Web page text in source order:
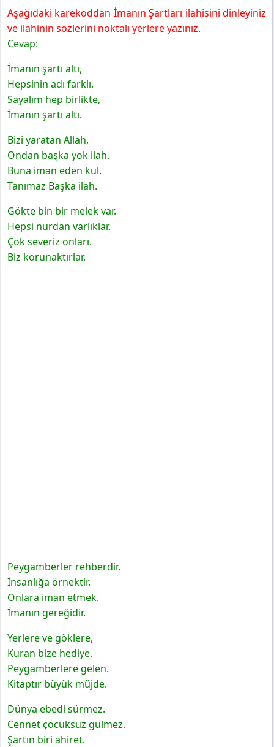
Aşağıdaki karekoddan İmanın Şartları ilahisini dinleyiniz
ve ilahinin sözlerini noktalı yerlere yazınız.
Cevap:
İmanın şartı altı,
Hepsinin adı farklı.
Sayalım hep birlikte,
İmanın şartı altı.
Bizi yaratan Allah,
Ondan başka yok ilah.
Buna iman eden kul.
Tanımaz Başka ilah.
Gökte bin bir melek var.
Hepsi nurdan varlıklar.
Çok severiz onları.
Biz korunaktırlar.
Peygamberler rehberdir.
İnsanlığa örnektir.
Onlara iman etmek.
İmanın gereğidir.
Yerlere ve göklere,
Kuran bize hediye.
Peygamberlere gelen.
Kitaptır büyük müjde.
Dünya ebedi sürmez.
Cennet çocuksuz gülmez.
Şartın biri ahiret.